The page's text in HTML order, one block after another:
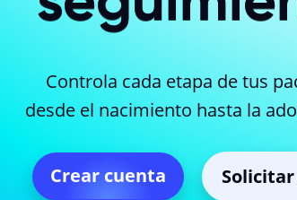
Controla cada etapa de tus
desde el nacimiento hasta la
Crear cuenta